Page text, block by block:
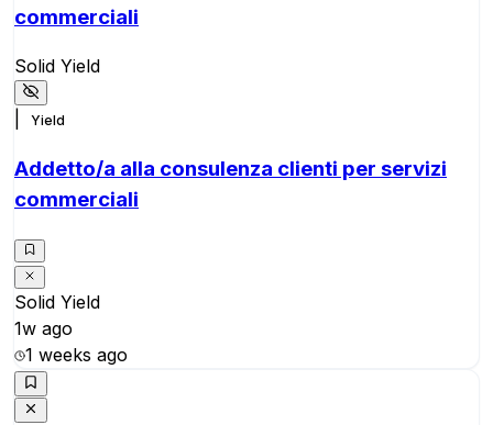
commerciali
Solid Yield
Yield
Addetto/a alla consulenza clienti per servizi
commerciali
Solid Yield
1w ago
1 weeks ago